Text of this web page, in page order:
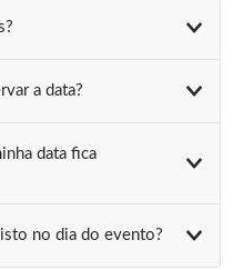
a data?
data fica
no dia do evento?